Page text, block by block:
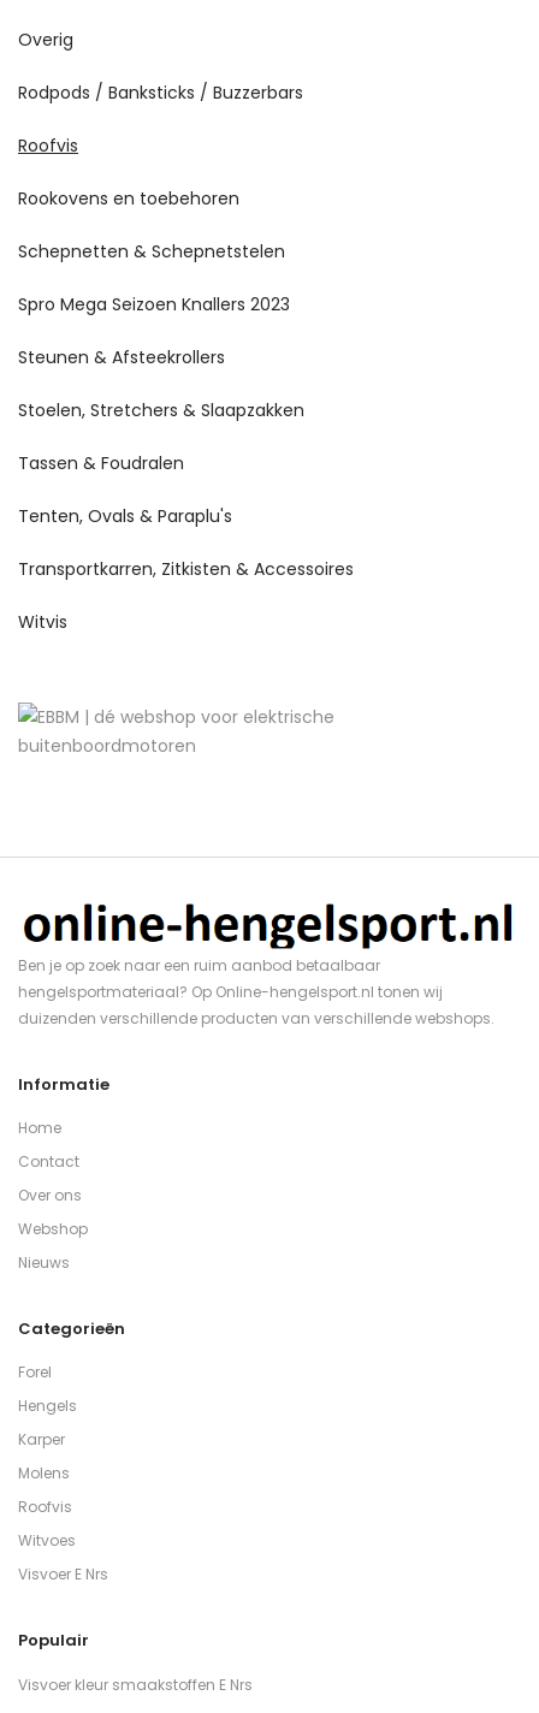
Overig
Rodpods / Banksticks / Buzzerbars
Roofvis
Rookovens en toebehoren
Schepnetten & Schepnetstelen
Spro Mega Seizoen Knallers 2023
Steunen & Afsteekrollers
Stoelen, Stretchers & Slaapzakken
Tassen & Foudralen
Tenten, Ovals & Paraplu's
Transportkarren, Zitkisten & Accessoires
Witvis
Ben je op zoek naar een ruim aanbod betaalbaar
hengelsportmateriaal? Op Online-hengelsport.nl tonen wij
duizenden verschillende producten van verschillende webshops.
Informatie
Home
Contact
Over ons
Webshop
Nieuws
Categorieën
Forel
Hengels
Karper
Molens
Roofvis
Witvoes
Visvoer E Nrs
Populair
Visvoer kleur smaakstoffen E Nrs